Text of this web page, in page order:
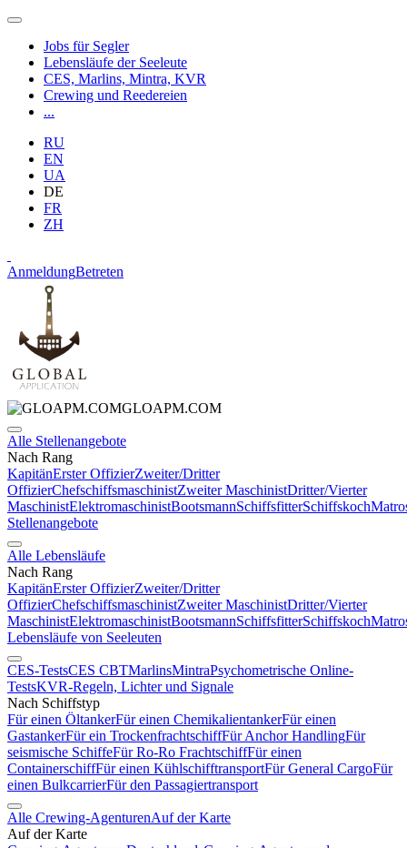
Jobs für Segler
Lebensläufe der Seeleute
CES, Marlins, Mintra, KVR
Crewing und Reedereien
...
RU
EN
UA
DE
FR
ZH
AnmeldungBetreten
GLOAPM.COM
Alle Stellenangebote
Nach Rang
KapitänErster OffizierZweiter/Dritter
OffizierChefschiffsmaschinistZweiter MaschinistDritter/Vierter
MaschinistElektromaschinistBootsmannSchiffsfitterSchiffskoch
Stellenangebote
Alle Lebensläufe
Nach Rang
KapitänErster OffizierZweiter/Dritter
OffizierChefschiffsmaschinistZweiter MaschinistDritter/Vierter
MaschinistElektromaschinistBootsmannSchiffsfitterSchiffskoch
Lebensläufe von Seeleuten
CES-TestsCES CBTMarlinsMintraPsychometrische Online-
TestsKVR-Regeln, Lichter und Signale
Nach Schiffstyp
Für einen ÖltankerFür einen ChemikalientankerFür einen
GastankerFür ein TrockenfrachtschiffFür Anchor HandlingFür
seismische SchiffeFür Ro-Ro FrachtschiffFür einen
ContainerschiffFür einen KühlschifftransportFür General CargoFür
einen BulkcarrierFür den Passagiertransport
Alle Crewing-AgenturenAuf der Karte
Auf der Karte